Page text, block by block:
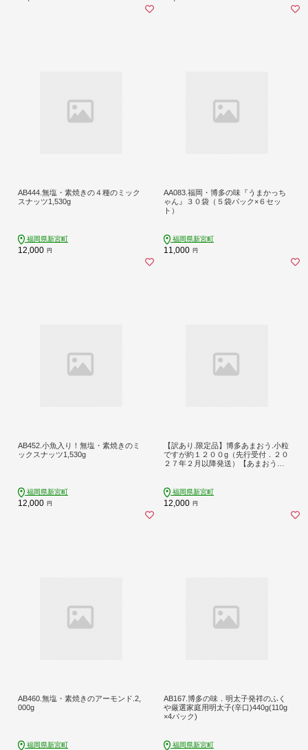
AB444.無塩・素焼きの４種のミック
スナッツ1,530g
福岡県新宮町
12,000 円
AA083.福岡・博多の味『うまかっち
ゃん』３０袋（５袋パック×６セッ
ト）
福岡県新宮町
11,000 円
AB452.小魚入り！無塩・素焼きのミ
ックスナッツ1,530g
福岡県新宮町
12,000 円
【訳あり.限定品】博多あまおう.小粒
ですが約１２００g（先行受付．２０
２７年２月以降発送）【あまおう】.
福岡県新宮町
12,000 円
AB460.無塩・素焼きのアーモンド.2,
000g
福岡県新宮町
AB167.博多の味．明太子発祥のふく
や厳選家庭用明太子(辛口)440g(110g
×4パック)
福岡県新宮町